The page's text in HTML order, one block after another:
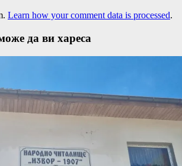
Learn how your comment data is processed.
да ви хареса